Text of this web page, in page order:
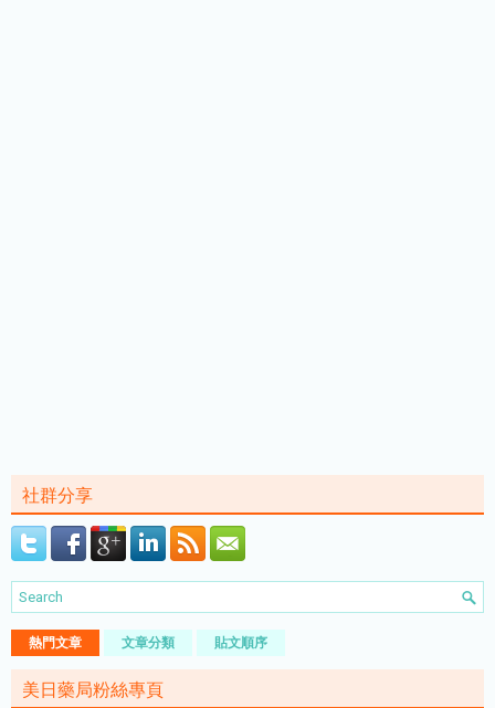
社群分享
熱門文章 文章分類 貼文順序
美日藥局粉絲專頁